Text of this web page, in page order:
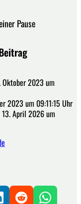
Pause
Oktober 2023 um
2023 um 09:11:15 Uhr
13. April 2026 um